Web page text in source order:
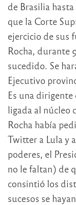
de Brasilia
que la Corte
ejercicio de sus
Rocha, durante
sucedido. Se
Ejecutivo
Es una
ligada al núcleo
Rocha había
Twitter a Lula y
poderes, el
no le faltan) de
consintió los
sucesos se